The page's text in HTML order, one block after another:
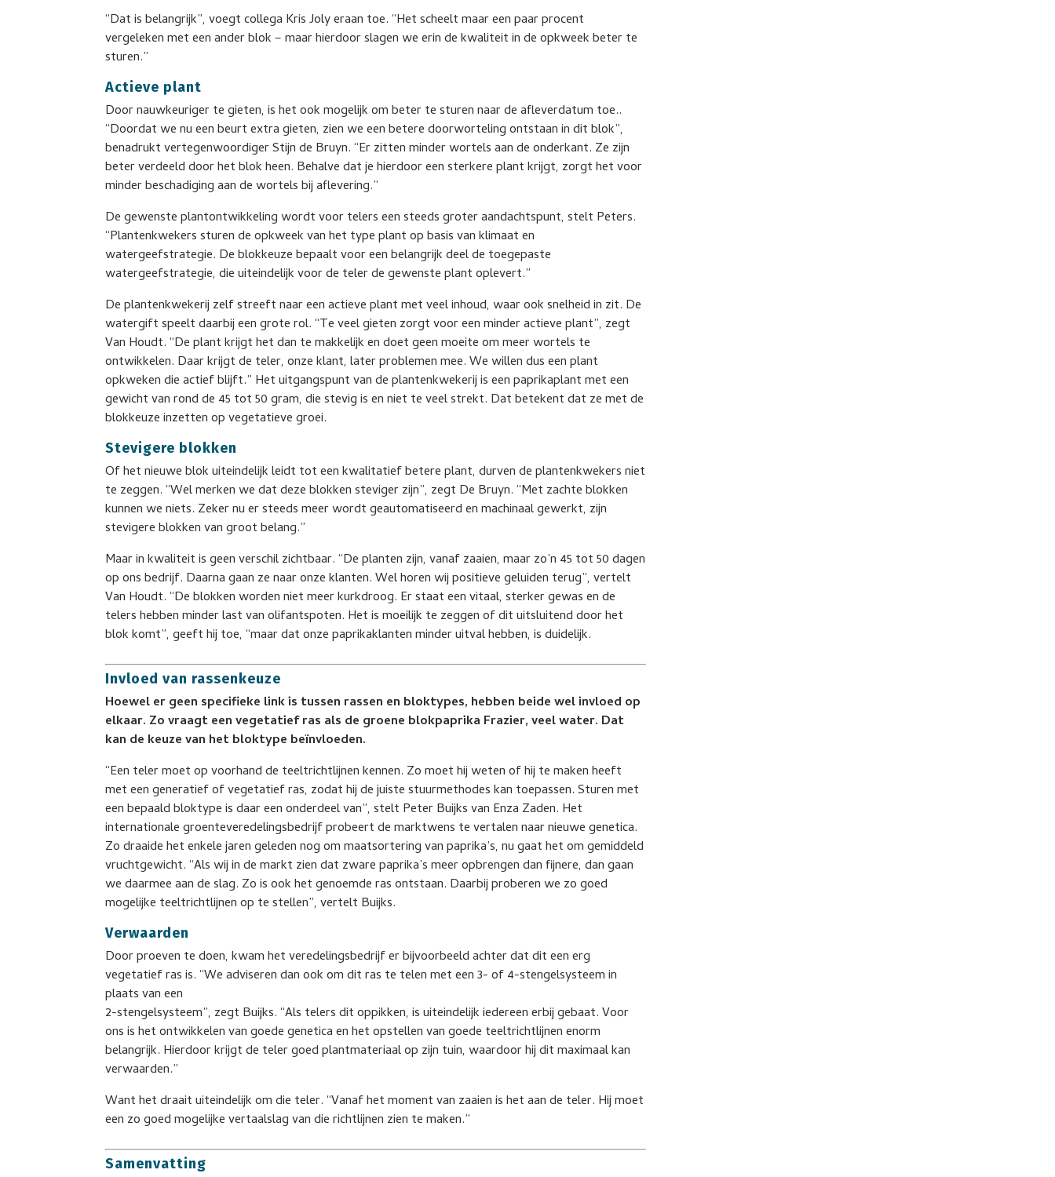
“Dat is belangrijk”, voegt collega Kris Joly eraan toe. “Het scheelt maar een paar procent
vergeleken met een ander blok – maar hierdoor slagen we erin de kwaliteit in de opkweek beter te
sturen.”
Actieve plant
Door nauwkeuriger te gieten, is het ook mogelijk om beter te sturen naar de afleverdatum toe..
“Doordat we nu een beurt extra gieten, zien we een betere doorworteling ontstaan in dit blok”,
benadrukt vertegenwoordiger Stijn de Bruyn. “Er zitten minder wortels aan de onderkant. Ze zijn
beter verdeeld door het blok heen. Behalve dat je hierdoor een sterkere plant krijgt, zorgt het voor
minder beschadiging aan de wortels bij aflevering.”
De gewenste plantontwikkeling wordt voor telers een steeds groter aandachtspunt, stelt Peters.
“Plantenkwekers sturen de opkweek van het type plant op basis van klimaat en
watergeefstrategie. De blokkeuze bepaalt voor een belangrijk deel de toegepaste
watergeefstrategie, die uiteindelijk voor de teler de gewenste plant oplevert.”
De plantenkwekerij zelf streeft naar een actieve plant met veel inhoud, waar ook snelheid in zit. De
watergift speelt daarbij een grote rol. “Te veel gieten zorgt voor een minder actieve plant”, zegt
Van Houdt. “De plant krijgt het dan te makkelijk en doet geen moeite om meer wortels te
ontwikkelen. Daar krijgt de teler, onze klant, later problemen mee. We willen dus een plant
opkweken die actief blijft.” Het uitgangspunt van de plantenkwekerij is een paprikaplant met een
gewicht van rond de 45 tot 50 gram, die stevig is en niet te veel strekt. Dat betekent dat ze met de
blokkeuze inzetten op vegetatieve groei.
Stevigere blokken
Of het nieuwe blok uiteindelijk leidt tot een kwalitatief betere plant, durven de plantenkwekers niet
te zeggen. “Wel merken we dat deze blokken steviger zijn”, zegt De Bruyn. “Met zachte blokken
kunnen we niets. Zeker nu er steeds meer wordt geautomatiseerd en machinaal gewerkt, zijn
stevigere blokken van groot belang.”
Maar in kwaliteit is geen verschil zichtbaar. “De planten zijn, vanaf zaaien, maar zo’n 45 tot 50 dagen
op ons bedrijf. Daarna gaan ze naar onze klanten. Wel horen wij positieve geluiden terug”, vertelt
Van Houdt. “De blokken worden niet meer kurkdroog. Er staat een vitaal, sterker gewas en de
telers hebben minder last van olifantspoten. Het is moeilijk te zeggen of dit uitsluitend door het
blok komt”, geeft hij toe, “maar dat onze paprikaklanten minder uitval hebben, is duidelijk.
Invloed van rassenkeuze
Hoewel er geen specifieke link is tussen rassen en bloktypes, hebben beide wel invloed op
elkaar. Zo vraagt een vegetatief ras als de groene blokpaprika Frazier, veel water. Dat
kan de keuze van het bloktype beïnvloeden.
“Een teler moet op voorhand de teeltrichtlijnen kennen. Zo moet hij weten of hij te maken heeft
met een generatief of vegetatief ras, zodat hij de juiste stuurmethodes kan toepassen. Sturen met
een bepaald bloktype is daar een onderdeel van”, stelt Peter Buijks van Enza Zaden. Het
internationale groenteveredelingsbedrijf probeert de marktwens te vertalen naar nieuwe genetica.
Zo draaide het enkele jaren geleden nog om maatsortering van paprika’s, nu gaat het om gemiddeld
vruchtgewicht. “Als wij in de markt zien dat zware paprika’s meer opbrengen dan fijnere, dan gaan
we daarmee aan de slag. Zo is ook het genoemde ras ontstaan. Daarbij proberen we zo goed
mogelijke teeltrichtlijnen op te stellen”, vertelt Buijks.
Verwaarden
Door proeven te doen, kwam het veredelingsbedrijf er bijvoorbeeld achter dat dit een erg
vegetatief ras is. “We adviseren dan ook om dit ras te telen met een 3- of 4-stengelsysteem in
plaats van een
2-stengelsysteem”, zegt Buijks. “Als telers dit oppikken, is uiteindelijk iedereen erbij gebaat. Voor
ons is het ontwikkelen van goede genetica en het opstellen van goede teeltrichtlijnen enorm
belangrijk. Hierdoor krijgt de teler goed plantmateriaal op zijn tuin, waardoor hij dit maximaal kan
verwaarden.”
Want het draait uiteindelijk om die teler. “Vanaf het moment van zaaien is het aan de teler. Hij moet
een zo goed mogelijke vertaalslag van die richtlijnen zien te maken.”
Samenvatting